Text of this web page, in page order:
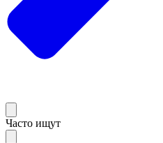
Часто ищут